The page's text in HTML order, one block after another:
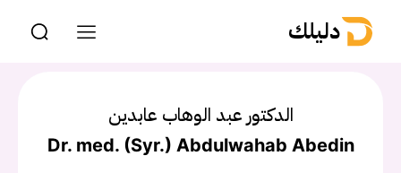
دليلك
الدكتور عبد الوهاب عابدين
Dr. med. (Syr.) Abdulwahab Abedin